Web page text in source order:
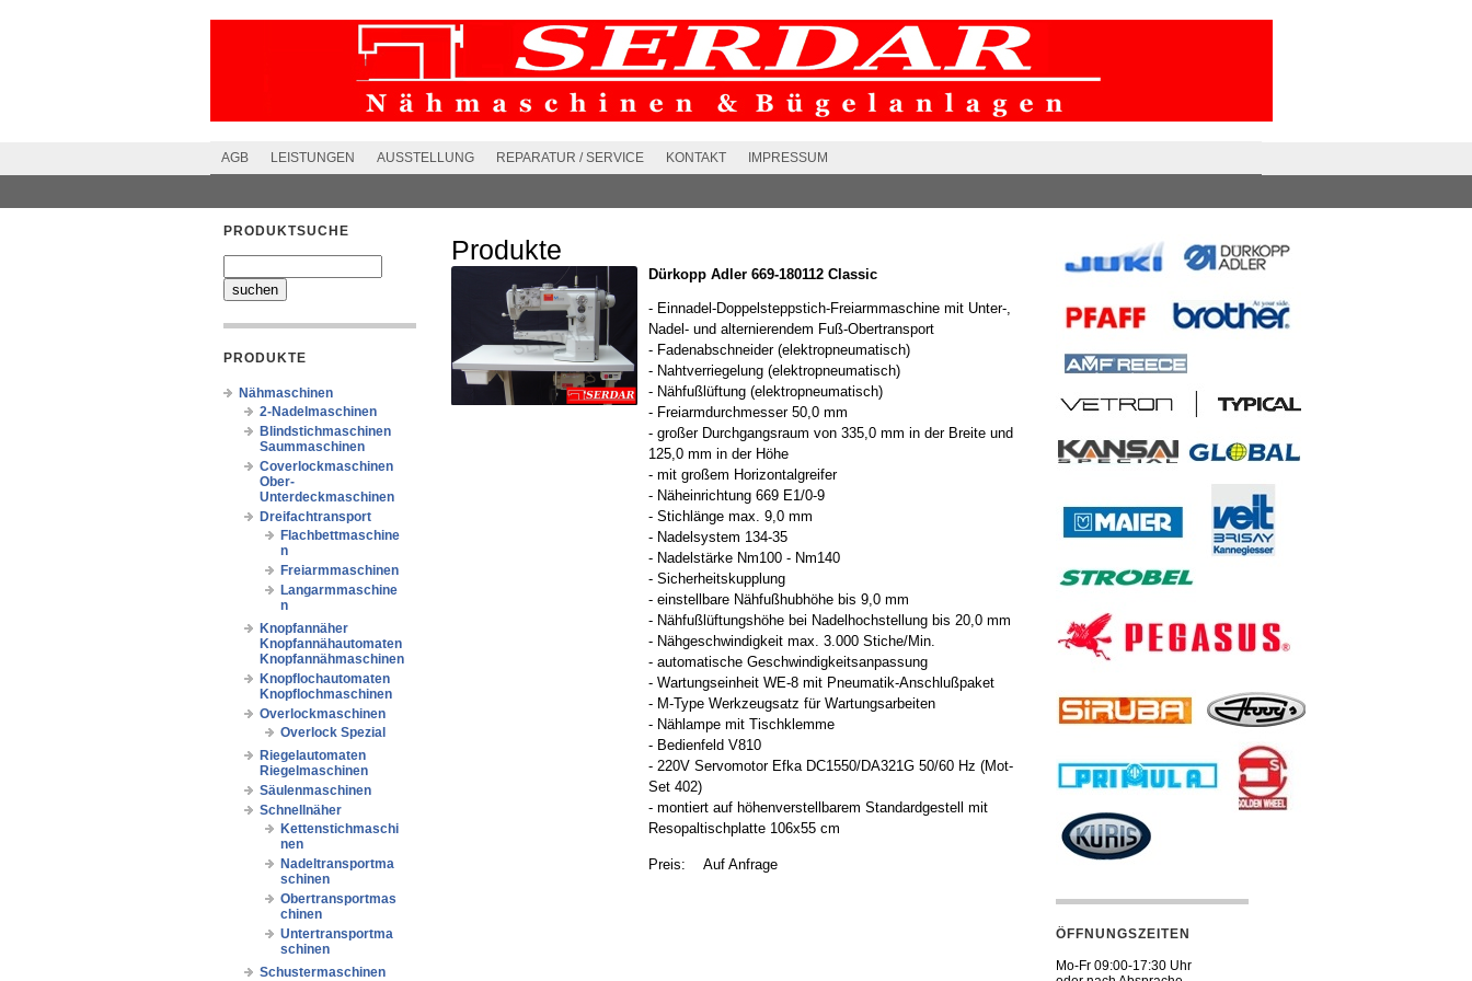
AGB LEISTUNGEN AUSSTELLUNG REPARATUR / SERVICE KONTAKT IMPRESSUM
PRODUKTSUCHE
PRODUKTE
Nähmaschinen
2-Nadelmaschinen
Blindstichmaschinen
Saummaschinen
Coverlockmaschinen
Ober-
Unterdeckmaschinen
Dreifachtransport
Flachbettmaschine
n
Freiarmmaschinen
Langarmmaschine
n
Knopfannäher
Knopfannähautomaten
Knopfannähmaschinen
Knopflochautomaten
Knopflochmaschinen
Overlockmaschinen
Overlock Spezial
Riegelautomaten
Riegelmaschinen
Säulenmaschinen
Schnellnäher
Kettenstichmaschi
nen
Nadeltransportma
schinen
Obertransportmas
chinen
Untertransportma
schinen
Schustermaschinen
Produkte
Dürkopp Adler 669-180112 Classic
- Einnadel-Doppelsteppstich-Freiarmmaschine mit Unter-,
Nadel- und alternierendem Fuß-Obertransport
- Fadenabschneider (elektropneumatisch)
- Nahtverriegelung (elektropneumatisch)
- Nähfußlüftung (elektropneumatisch)
- Freiarmdurchmesser 50,0 mm
- großer Durchgangsraum von 335,0 mm in der Breite und
125,0 mm in der Höhe
- mit großem Horizontalgreifer
- Näheinrichtung 669 E1/0-9
- Stichlänge max. 9,0 mm
- Nadelsystem 134-35
- Nadelstärke Nm100 - Nm140
- Sicherheitskupplung
- einstellbare Nähfußhubhöhe bis 9,0 mm
- Nähfußlüftungshöhe bei Nadelhochstellung bis 20,0 mm
- Nähgeschwindigkeit max. 3.000 Stiche/Min.
- automatische Geschwindigkeitsanpassung
- Wartungseinheit WE-8 mit Pneumatik-Anschlußpaket
- M-Type Werkzeugsatz für Wartungsarbeiten
- Nählampe mit Tischklemme
- Bedienfeld V810
- 220V Servomotor Efka DC1550/DA321G 50/60 Hz (Mot-
Set 402)
- montiert auf höhenverstellbarem Standardgestell mit
Resopaltischplatte 106x55 cm
Auf Anfrage
Preis:
ÖFFNUNGSZEITEN
Mo-Fr 09:00-17:30 Uhr